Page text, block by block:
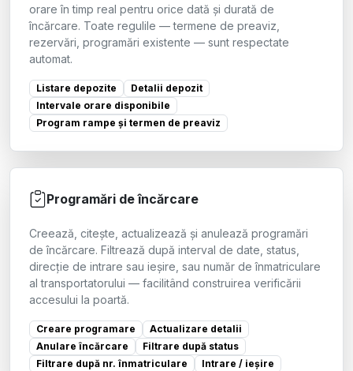
orare în timp real pentru orice dată și durată de
încărcare. Toate regulile — termene de preaviz,
rezervări, programări existente — sunt respectate
automat.
Listare depozite
Detalii depozit
Intervale orare disponibile
Program rampe și termen de preaviz
Programări de încărcare
Creează, citește, actualizează și anulează programări
de încărcare. Filtrează după interval de date, status,
direcție de intrare sau ieșire, sau număr de înmatriculare
al transportatorului — facilitând construirea verificării
accesului la poartă.
Creare programare
Actualizare detalii
Anulare încărcare
Filtrare după status
Filtrare după nr. înmatriculare
Intrare / ieșire